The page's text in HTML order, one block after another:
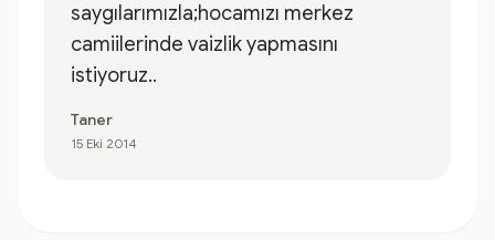
saygılarımızla;hocamızı merkez
camiilerinde vaizlik yapmasını
istiyoruz..
Taner
15 Eki 2014